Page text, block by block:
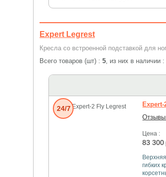
Expert Legrest
Кресла со встроенной подставкой для
Всего товаров (шт) : 5, из них в наличии :
Цена :
83 300
гибких
24/7